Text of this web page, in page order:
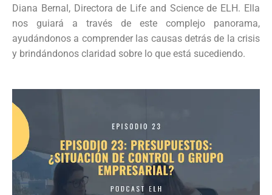
Diana Bernal, Directora de Life and Science de ELH. Ella
nos guiará a través de este complejo panorama,
ayudándonos a comprender las causas detrás de la crisis
y brindándonos claridad sobre lo que está sucediendo.